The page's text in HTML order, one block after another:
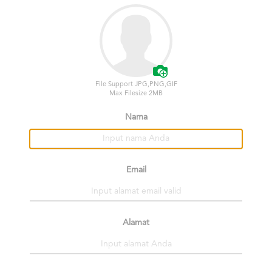
File Support JPG,PNG,GIF
Max Filesize 2MB
Nama
Email
Alamat